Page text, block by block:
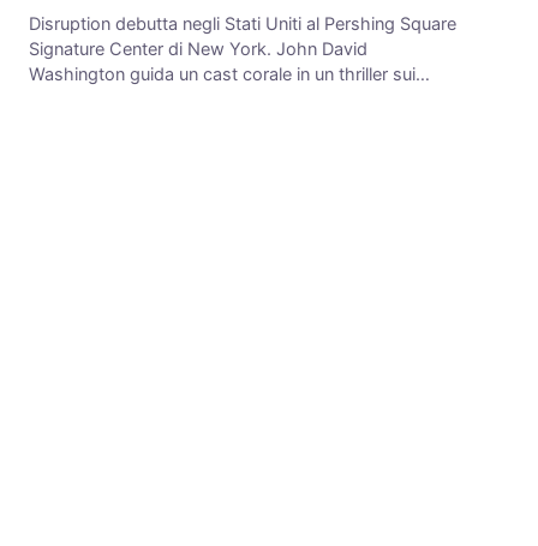
Disruption debutta negli Stati Uniti al Pershing Square
Signature Center di New York. John David
Washington guida un cast corale in un thriller sui…